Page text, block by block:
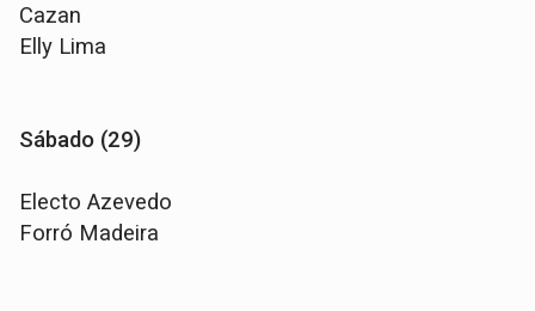
Cazan
Elly Lima
Sábado (29)
Electo Azevedo
Forró Madeira